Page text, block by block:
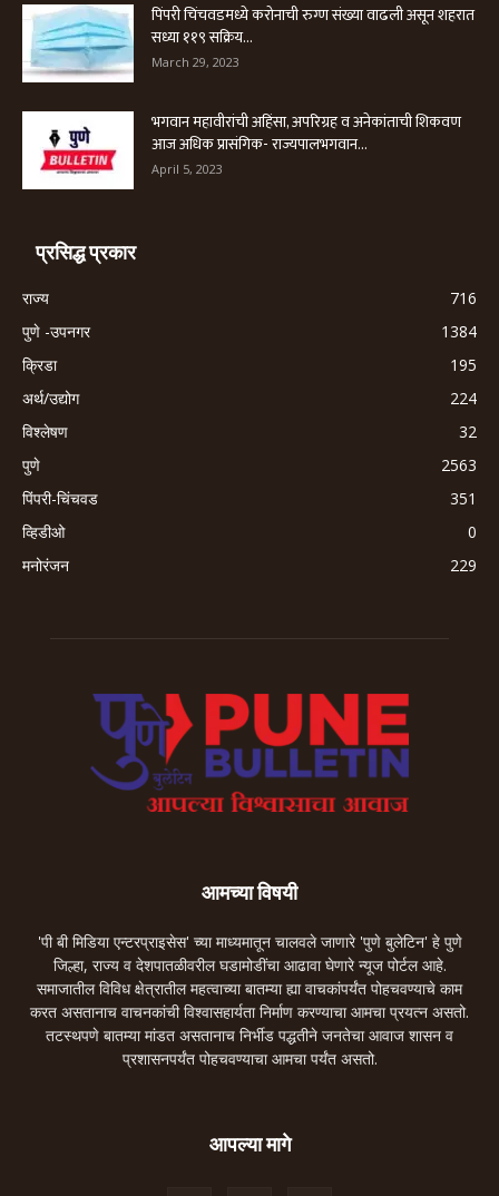
पिंपरी चिंचवडमध्ये करोनाची रुग्ण संख्या वाढली असून शहरात
सध्या ११९ सक्रिय...
March 29, 2023
भगवान महावीरांची अहिंसा, अपरिग्रह व अनेकांताची शिकवण
आज अधिक प्रासंगिक- राज्यपालभगवान...
April 5, 2023
प्रसिद्ध प्रकार
राज्य
716
पुणे -उपनगर
1384
क्रिडा
195
अर्थ/उद्योग
224
विश्लेषण
32
पुणे
2563
पिंपरी-चिंचवड
351
व्हिडीओ
0
मनोरंजन
229
आमच्या विषयी
'पी बी मिडिया एन्टरप्राइसेस' च्या माध्यमातून चालवले जाणारे 'पुणे बुलेटिन' हे पुणे
जिल्हा, राज्य व देशपातळीवरील घडामोडींचा आढावा घेणारे न्यूज पोर्टल आहे.
समाजातील विविध क्षेत्रातील महत्वाच्या बातम्या ह्या वाचकांपर्यंत पोहचवण्याचे काम
करत असतानाच वाचनकांची विश्वासहार्यता निर्माण करण्याचा आमचा प्रयत्न असतो.
तटस्थपणे बातम्या मांडत असतानाच निर्भीड पद्धतीने जनतेचा आवाज शासन व
प्रशासनपर्यंत पोहचवण्याचा आमचा पर्यंत असतो.
आपल्या मागे